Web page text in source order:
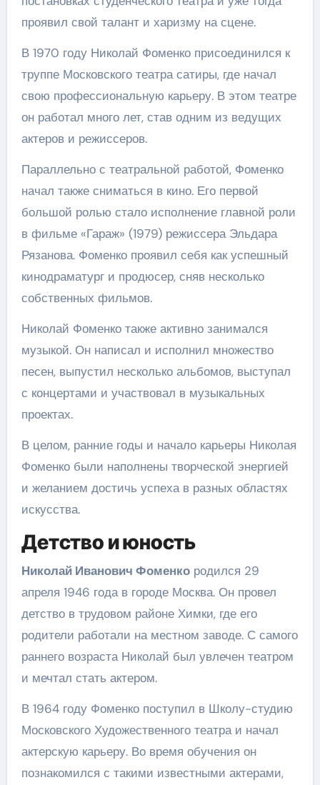
проявил свой талант и харизму на сцене.
В 1970 году Николай Фоменко присоединился к
труппе Московского театра сатиры, где начал
свою профессиональную карьеру. В этом театре
он работал много лет, став одним из ведущих
актеров и режиссеров.
Параллельно с театральной работой, Фоменко
начал также сниматься в кино. Его первой
большой ролью стало исполнение главной роли
в фильме «Гараж» (1979) режиссера Эльдара
Рязанова. Фоменко проявил себя как успешный
кинодраматург и продюсер, сняв несколько
собственных фильмов.
Николай Фоменко также активно занимался
музыкой. Он написал и исполнил множество
песен, выпустил несколько альбомов, выступал
с концертами и участвовал в музыкальных
проектах.
В целом, ранние годы и начало карьеры Николая
Фоменко были наполнены творческой энергией
и желанием достичь успеха в разных областях
искусства.
Детство и юность
Николай Иванович Фоменкородился 29
апреля 1946 года в городе Москва. Он провел
детство в трудовом районе Химки, где его
родители работали на местном заводе. С самого
раннего возраста Николай был увлечен театром
и мечтал стать актером.
В 1964 году Фоменко поступил в Школу-студию
Московского Художественного театра и начал
актерскую карьеру. Во время обучения он
познакомился с такими известными актерами,